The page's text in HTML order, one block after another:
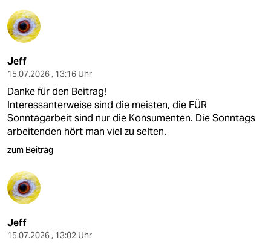
Jeff
15.07.2026 , 13:16 Uhr
Danke für den Beitrag!
Interessanterweise sind die meisten, die FÜR
Sonntagarbeit sind nur die Konsumenten. Die Sonntags
arbeitenden hört man viel zu selten.
zum Beitrag
Jeff
15.07.2026 , 13:02 Uhr